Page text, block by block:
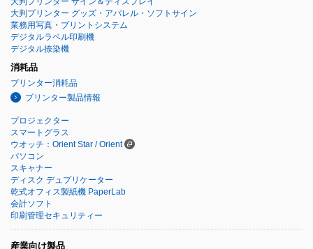
大判プリンター グッズ・アパレル・ソフトサイン
業務用写真・プリントシステム
デジタルラベル印刷機
デジタル捺染機
消耗品
プリンター消耗品
プリンター製品情報
プロジェクター
スマートグラス
ウオッチ：Orient Star / Orient
パソコン
スキャナー
ディスク デュプリケーター
乾式オフィス製紙機 PaperLab
会計ソフト
印刷管理セキュリティー
産業向け製品